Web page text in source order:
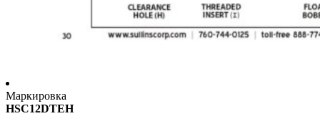
Маркировка
HSC12DTEH